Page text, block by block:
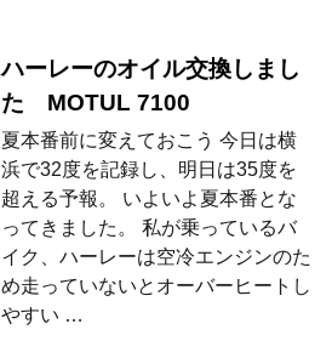
ハーレーのオイル交換しまし
た MOTUL 7100
夏本番前に変えておこう 今日は横
浜で32度を記録し、明日は35度を
超える予報。 いよいよ夏本番とな
ってきました。 私が乗っているバ
イク、ハーレーは空冷エンジンのた
め走っていないとオーバーヒートし
やすい …